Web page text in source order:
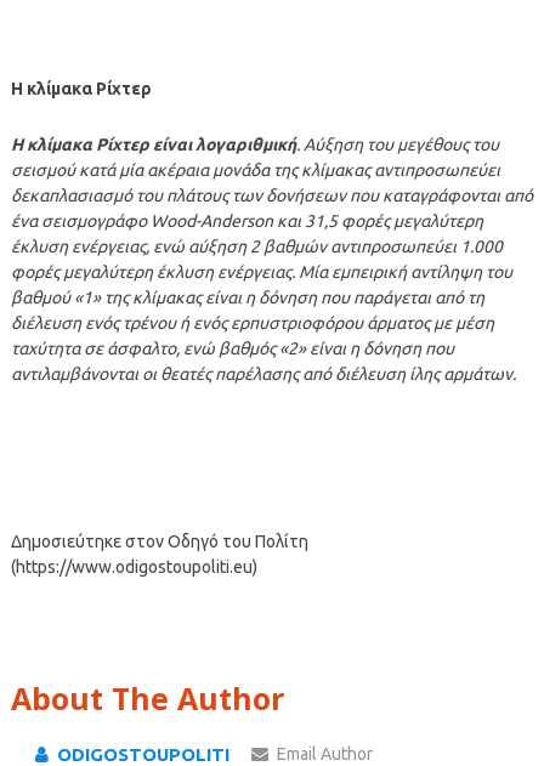
Η κλίμακα Ρίχτερ
Η κλίμακα Ρίχτερ είναι λογαριθμική. Αύξηση του μεγέθους του
σεισμού κατά μία ακέραια μονάδα της κλίμακας αντιπροσωπεύει
δεκαπλασιασμό του πλάτους των δονήσεων που καταγράφονται από
ένα σεισμογράφο Wood-Anderson και 31,5 φορές μεγαλύτερη
έκλυση ενέργειας, ενώ αύξηση 2 βαθμών αντιπροσωπεύει 1.000
φορές μεγαλύτερη έκλυση ενέργειας. Μία εμπειρική αντίληψη του
βαθμού «1» της κλίμακας είναι η δόνηση που παράγεται από τη
διέλευση ενός τρένου ή ενός ερπυστριοφόρου άρματος με μέση
ταχύτητα σε άσφαλτο, ενώ βαθμός «2» είναι η δόνηση που
αντιλαμβάνονται οι θεατές παρέλασης από διέλευση ίλης αρμάτων.
Δημοσιεύτηκε στον Οδηγό του Πολίτη
(https://www.odigostoupoliti.eu)
About The Author
ODIGOSTOUPOLITI Email Author